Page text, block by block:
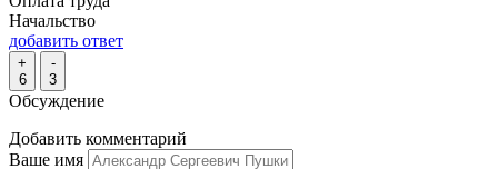
Начальство
добавить ответ
+
6
-
3
Обсуждение
Добавить комментарий
Ваше имя